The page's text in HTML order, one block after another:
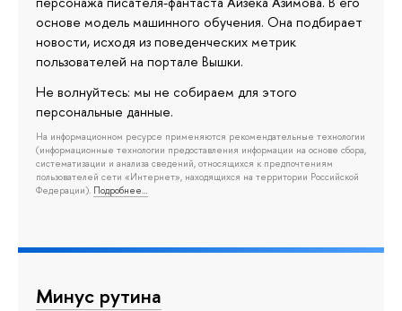
основе модель машинного обучения. Она подбирает
новости, исходя из поведенческих метрик
пользователей на портале Вышки.
Не волнуйтесь: мы не собираем для этого
персональные данные.
На информационном ресурсе применяются рекомендательные технологии
(информационные технологии предоставления информации на основе сбора,
систематизации и анализа сведений, относящихся к предпочтениям
пользователей сети «Интернет», находящихся на территории Российской
Федерации). Подробнее…
Минус рутина